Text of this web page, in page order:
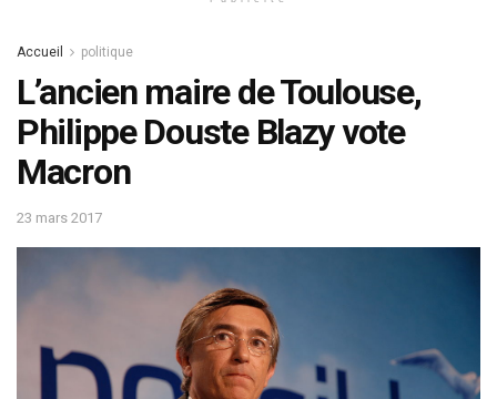
Accueil politique
L’ancien maire de Toulouse,
Philippe Douste Blazy vote
Macron
23 mars 2017